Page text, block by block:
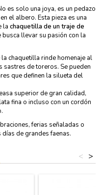
es solo una joya, es un pedazo
el albero. Esta pieza es una
la chaquetilla de un traje de
llevar su pasión con la
chaquetilla rinde homenaje al
de toreros. Se pueden
que definen la silueta del
superior de gran calidad,
fina o incluso con un cordón
ferias señaladas o
de grandes faenas.
>
<